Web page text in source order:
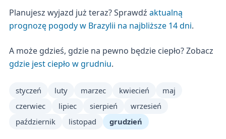
Planujesz wyjazd już teraz? Sprawdź aktualną
prognozę pogody w Brazylii na najbliższe 14 dni.
A może gdzieś, gdzie na pewno będzie ciepło? Zobacz
gdzie jest ciepło w grudniu.
styczeń luty marzec kwiecień
maj
czerwiec
lipiec sierpień
wrzesień
październik
listopad grudzień